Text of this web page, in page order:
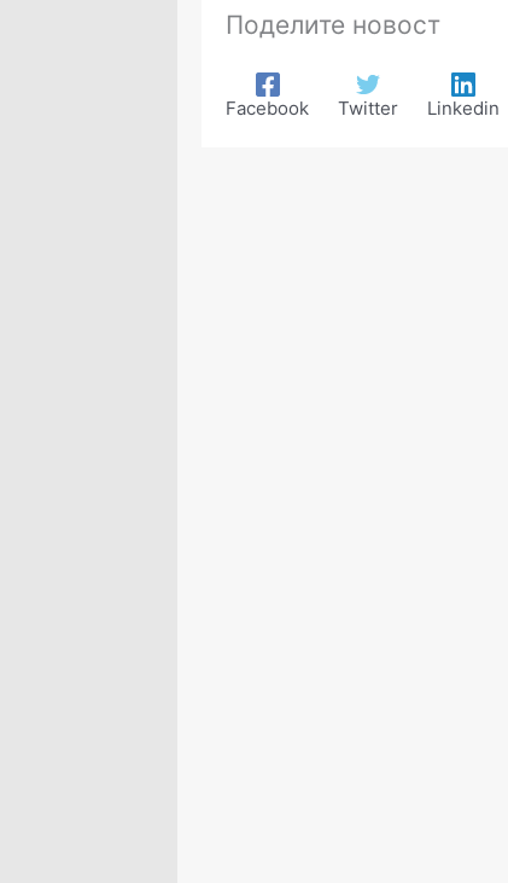
Поделите новост
Facebook Twitter Linkedin